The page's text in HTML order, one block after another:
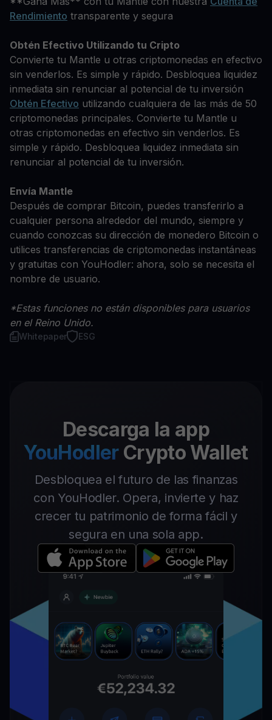
Rendimiento transparente y segura
Obtén Efectivo Utilizando tu Cripto
Convierte tu Mantle u otras criptomonedas en efectivo
sin venderlos. Es simple y rápido. Desbloquea liquidez
inmediata sin renunciar al potencial de tu inversión
Obtén Efectivo utilizando cualquiera de las más de 50
criptomonedas principales. Convierte tu Mantle u
otras criptomonedas en efectivo sin venderlos. Es
simple y rápido. Desbloquea liquidez inmediata sin
renunciar al potencial de tu inversión.
Envía Mantle
Después de comprar Bitcoin, puedes transferirlo a
cualquier persona alrededor del mundo, siempre y
cuando conozcas su dirección de monedero Bitcoin o
utilices transferencias de criptomonedas instantáneas
y gratuitas con YouHodler: ahora, solo se necesita el
nombre de usuario.
*Estas funciones no están disponibles para usuarios
en el Reino Unido.
Whitepaper ESG
Descarga la app
YouHodler Crypto Wallet
Desbloquea el futuro de las finanzas
con YouHodler. Opera, invierte y haz
crecer tu patrimonio de forma fácil y
segura en una sola app.